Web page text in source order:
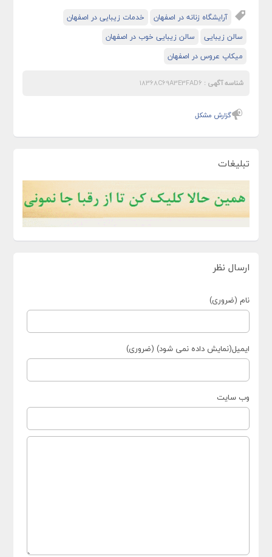
آرایشگاه زنانه در اصفهان
خدمات زیبایی در اصفهان
سالن زیبایی
سالن زیبایی خوب در اصفهان
میکاپ عروس در اصفهان
شناسه آگهی :
گزارش مشکل
تبلیغات
ارسال نظر
نام (ضروری)
ایمیل(نمایش داده نمی شود) (ضروری)
وب سایت